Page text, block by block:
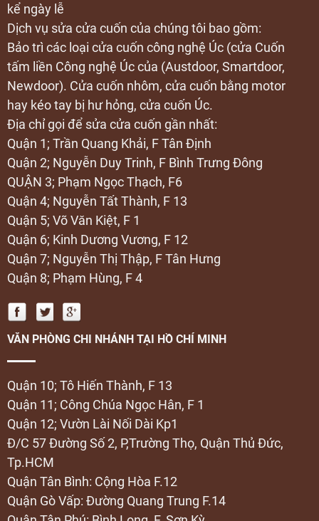
kể ngày lễ
Dịch vụ sửa cửa cuốn của chúng tôi bao gồm:
Bảo trì các loại cửa cuốn công nghệ Úc (cửa Cuốn
tấm liền Công nghệ Úc của (Austdoor, Smartdoor,
Newdoor). Cửa cuốn nhôm, cửa cuốn bằng motor
hay kéo tay bị hư hỏng, cửa cuốn Úc.
Địa chỉ gọi để sửa cửa cuốn gần nhất:
Quận 1; Trần Quang Khải, F Tân Định
Quận 2; Nguyễn Duy Trinh, F Bình Trưng Đông
QUẬN 3; Phạm Ngọc Thạch, F6
Quận 4; Nguyễn Tất Thành, F 13
Quận 5; Võ Văn Kiệt, F 1
Quận 6; Kinh Dương Vương, F 12
Quận 7; Nguyễn Thị Thập, F Tân Hưng
Quận 8; Phạm Hùng, F 4
VĂN PHÒNG CHI NHÁNH TẠI HỒ CHÍ MINH
Quận 10; Tô Hiến Thành, F 13
Quận 11; Công Chúa Ngọc Hân, F 1
Quận 12; Vườn Lài Nối Dài Kp1
Đ/C 57 Đường Số 2, P,Trường Thọ, Quận Thủ Đức,
Tp.HCM
Quận Tân Bình: Cộng Hòa F.12
Quận Gò Vấp: Đường Quang Trung F.14